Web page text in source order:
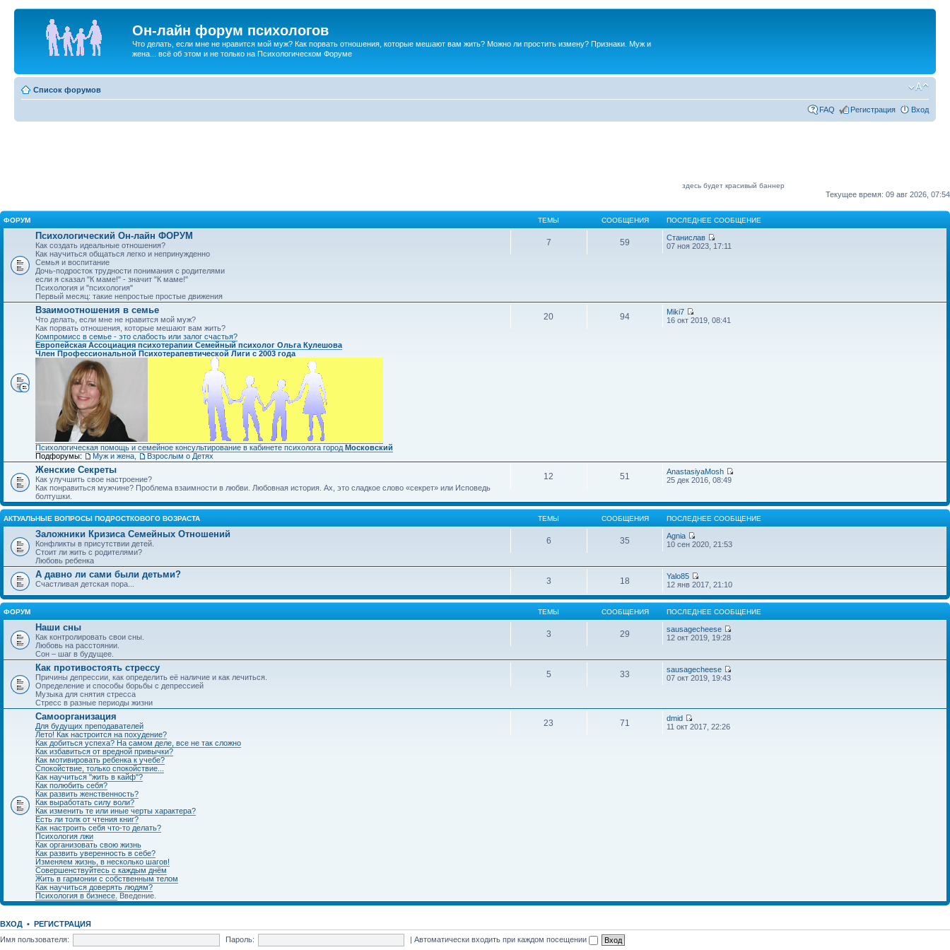
Он-лайн форум психологов
Что делать, если мне не нравится мой муж? Как порвать отношения, которые мешают вам жить? Можно ли простить измену? Признаки. Муж и
жена... всё об этом и не только на Психологическом Форуме
Список форумов
FAQ Регистрация Вход
здесь будет красивый баннер
Текущее время: 09 авг 2026, 07:54
ФОРУМ ТЕМЫ СООБЩЕНИЯ ПОСЛЕДНЕЕ СООБЩЕНИЕ
Психологический Он-лайн ФОРУМ
Как создать идеальные отношения?
Как научиться общаться легко и непринужденно
Семья и воспитание
Дочь-подросток трудности понимания с родителями
если я сказал "К маме!" - значит "К маме!"
Психология и "психология"
Первый месяц: такие непростые простые движения
7 59
Станислав
07 ноя 2023, 17:11
Взаимоотношения в семье
Что делать, если мне не нравится мой муж?
Как порвать отношения, которые мешают вам жить?
Компромисс в семье - это слабость или залог счастья?
Европейская Ассоциация психотерапии Семейный психолог Ольга Кулешова
Член Профессиональной Психотерапевтической Лиги с 2003 года
Психологическая помощь и семейное консультирование в кабинете психолога город Московский
Подфорумы:
Муж и жена Взрослым о Детях
20 94
Miki7
16 окт 2019, 08:41
Женские Секреты
Как улучшить свое настроение?
Как понравиться мужчине? Проблема взаимности в любви. Любовная история. Ах, это сладкое слово «секрет» или Исповедь
болтушки.
12 51
AnastasiyaMosh
25 дек 2016, 08:49
АКТУАЛЬНЫЕ ВОПРОСЫ ПОДРОСТКОВОГО ВОЗРАСТА ТЕМЫ СООБЩЕНИЯ ПОСЛЕДНЕЕ СООБЩЕНИЕ
Заложники Кризиса Семейных Отношений
Конфликты в присутствии детей.
Стоит ли жить с родителями?
Любовь ребенка
6 35
Agnia
10 сен 2020, 21:53
А давно ли сами были детьми?
Счастливая детская пора... 3 18
Yalo85
12 янв 2017, 21:10
ФОРУМ ТЕМЫ СООБЩЕНИЯ ПОСЛЕДНЕЕ СООБЩЕНИЕ
Наши сны
Как контролировать свои сны.
Любовь на расстоянии.
Сон – шаг в будущее.
3 29
sausagecheese
12 окт 2019, 19:28
Как противостоять стрессу
Причины депрессии, как определить её наличие и как лечиться.
Определение и способы борьбы с депрессией
Музыка для снятия стресса
Стресс в разные периоды жизни
5 33
sausagecheese
07 окт 2019, 19:43
Самоорганизация
Для будущих преподавателей
Лето! Как настроится на похудение?
Как добиться успеха? На самом деле, все не так сложно
Как избавиться от вредной привычки?
Как мотивировать ребенка к учебе?
Спокойствие, только спокойствие...
Как научиться "жить в кайф"?
Как полюбить себя?
Как развить женственность?
Как выработать силу воли?
Как изменить те или иные черты характера?
Есть ли толк от чтения книг?
Как настроить себя что-то делать?
Психология лжи
Как организовать свою жизнь
Как развить уверенность в себе?
Изменяем жизнь, в несколько шагов!
Совершенствуйтесь с каждым днём
Жить в гармонии с собственным телом
Как научиться доверять людям?
Психология в бизнесе. Введение.
23 71
dmid
11 окт 2017, 22:26
ВХОД • РЕГИСТРАЦИЯ
Имя пользователя:
Пароль: |Автоматически входить при каждом посещении